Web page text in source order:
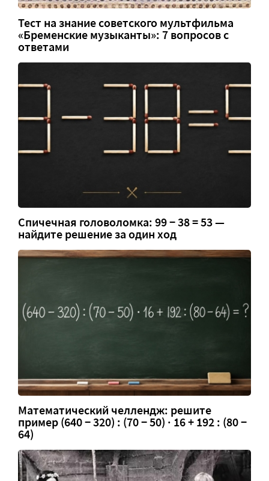
Тест на знание советского мультфильма
«Бременские музыканты»: 7 вопросов с
ответами
Спичечная головоломка: 99 − 38 = 53 —
найдите решение за один ход
Математический челлендж: решите
пример (640 − 320) : (70 − 50) · 16 + 192 : (80 −
64)